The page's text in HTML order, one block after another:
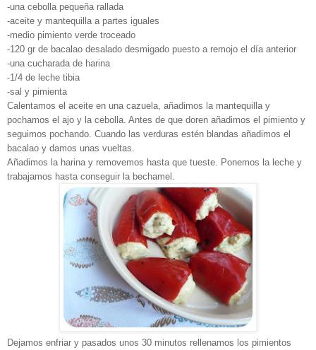
-una cebolla pequeña rallada
-aceite y mantequilla a partes iguales
-medio pimiento verde troceado
-120 gr de bacalao desalado desmigado puesto a remojo el día anterior
-una cucharada de harina
-1/4 de leche tibia
-sal y pimienta
Calentamos el aceite en una cazuela, añadimos la mantequilla y
pochamos el ajo y la cebolla. Antes de que doren añadimos el pimiento y
seguimos pochando. Cuando las verduras estén blandas añadimos el
bacalao y damos unas vueltas.
Añadimos la harina y removemos hasta que tueste. Ponemos la leche y
trabajamos hasta conseguir la bechamel.
Dejamos enfriar y pasados unos 30 minutos rellenamos los pimientos